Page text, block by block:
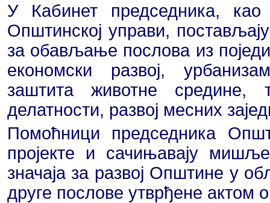
У Кабинет председника, као
Општинској управи,
за обављање послова из
економски развој,
заштита животне средине,
делатности, развој месних
Помоћници председника
пројекте и сачињавају
значаја за развој Општине у
друге послове утврђене актом